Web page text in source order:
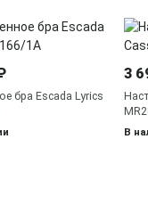
бра Escada Lyrics
3
В